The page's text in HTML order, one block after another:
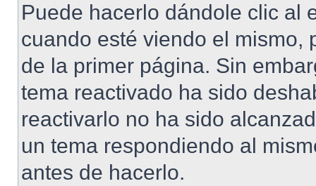
Puede hacerlo dándole clic al
cuando esté viendo el mismo,
de la primer página. Sin
tema reactivado ha sido
reactivarlo no ha sido
un tema respondiendo al
antes de hacerlo.